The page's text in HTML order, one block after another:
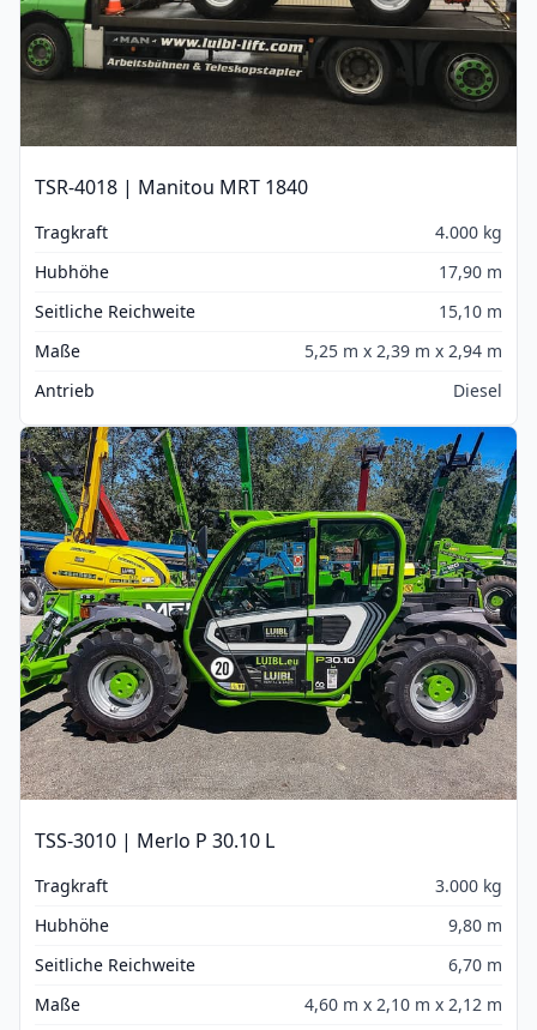
TSR-4018 | Manitou MRT 1840
Tragkraft
4.000 kg
Hubhöhe
17,90 m
Seitliche Reichweite
15,10 m
Maße
5,25 m x 2,39 m x 2,94 m
Antrieb
Diesel
TSS-3010 | Merlo P 30.10 L
Tragkraft
3.000 kg
Hubhöhe
9,80 m
Seitliche Reichweite
6,70 m
Maße
4,60 m x 2,10 m x 2,12 m